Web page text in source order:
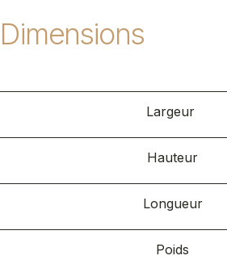
Dimensions
Largeur
Hauteur
Longueur
Poids